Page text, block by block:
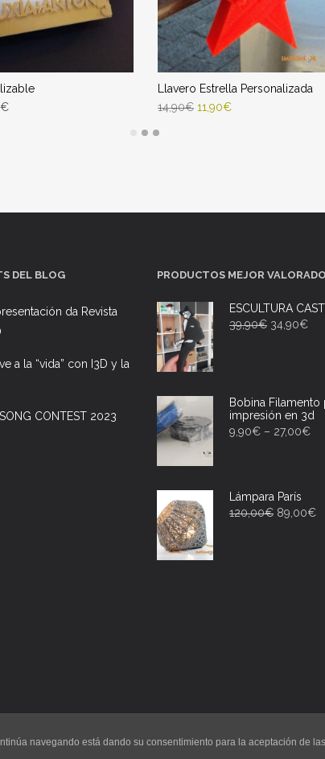
€
Llavero Estrella Personalizada
14,90€ 11,90€
DEL BLOG
da Revista
a la “vida” con I3D y la
CONTEST 2023
PRODUCTOS MEJOR
ESCULTURA
39,90€ 34,90€
Bobina Filamento
impresión en 3d
9,90€ – 27,00€
Lámpara París
120,00€ 89,00€
navegando está dando su consentimiento para la aceptación de